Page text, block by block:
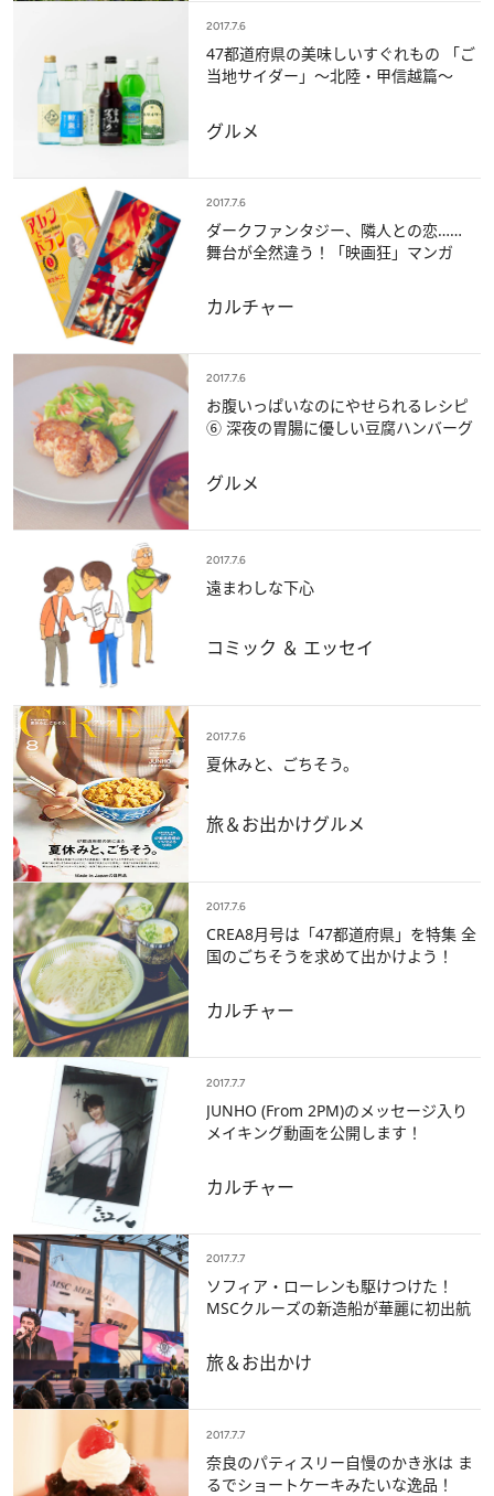
2017.7.6
47都道府県の美味しいすぐれもの 「ご
当地サイダー」～北陸・甲信越篇～
グルメ
2017.7.6
ダークファンタジー、隣人との恋……
舞台が全然違う！「映画狂」マンガ
カルチャー
2017.7.6
お腹いっぱいなのにやせられるレシピ
⑥ 深夜の胃腸に優しい豆腐ハンバーグ
グルメ
2017.7.6
遠まわしな下心
コミック ＆ エッセイ
2017.7.6
夏休みと、ごちそう。
旅＆お出かけグルメ
2017.7.6
CREA8月号は「47都道府県」を特集 全
国のごちそうを求めて出かけよう！
カルチャー
2017.7.7
JUNHO (From 2PM)のメッセージ入り
メイキング動画を公開します！
カルチャー
2017.7.7
ソフィア・ローレンも駆けつけた！
MSCクルーズの新造船が華麗に初出航
旅＆お出かけ
2017.7.7
奈良のパティスリー自慢のかき氷は ま
るでショートケーキみたいな逸品！